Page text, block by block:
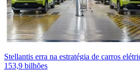
Stellantis erra na estratégia de carros
153,9 bilhões